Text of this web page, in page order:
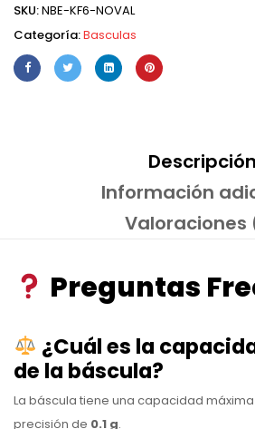
SKU:NBE-KF6-NOVAL
Categoría:Basculas
Descripción
Información
Valoraciones
Preguntas
¿Cuál es la
de la báscula?
La báscula tiene una capacidad
precisión de 0.1 g.